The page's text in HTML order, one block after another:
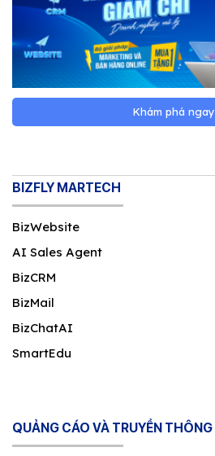
Khám phá ngay
BIZFLY MARTECH
BizWebsite
AI Sales Agent
BizCRM
BizMail
BizChatAI
SmartEdu
QUẢNG CÁO VÀ TRUYỀN THÔNG